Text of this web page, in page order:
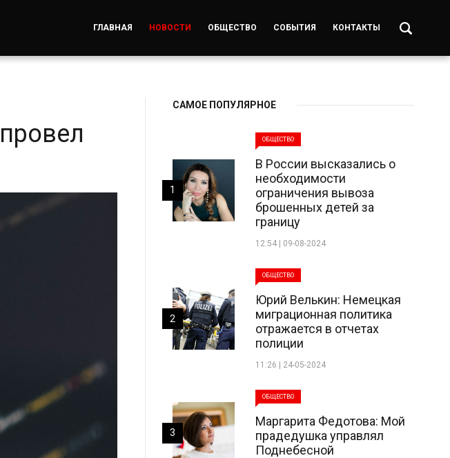
ГЛАВНАЯ НОВОСТИ ОБЩЕСТВО СОБЫТИЯ КОНТАКТЫ
САМОЕ ПОПУЛЯРНОЕ
ОБЩЕСТВО
В России высказались о
необходимости
ограничения вывоза
брошенных детей за
границу
12:54 | 09-08-2024
1
ОБЩЕСТВО
Юрий Велькин: Немецкая
миграционная политика
отражается в отчетах
полиции
11:26 | 24-05-2024
2
ОБЩЕСТВО
Маргарита Федотова: Мой
прадедушка управлял
Поднебесной
3